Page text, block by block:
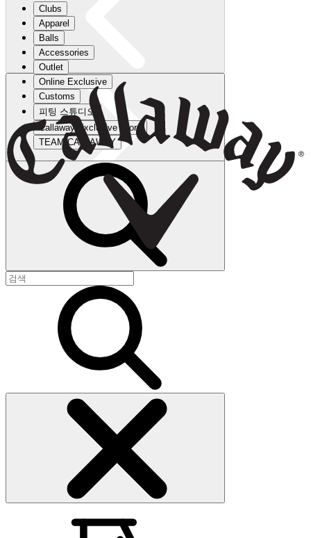
Clubs
Apparel
Balls
Accessories
Outlet
Online Exclusive
Customs
피팅 스튜디오
Callaway Exclusive Store
TEAM CALLAWAY